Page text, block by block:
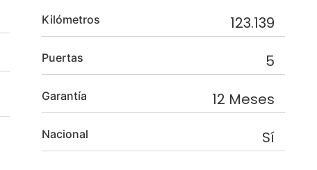
Kilómetros 123.139
Puertas 5
Garantía 12 Meses
Nacional Sí